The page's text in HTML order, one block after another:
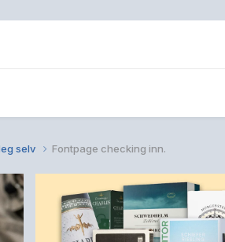
selv Fontpage checking inn.